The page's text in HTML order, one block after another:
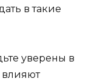
в такие
уверены в
влияют